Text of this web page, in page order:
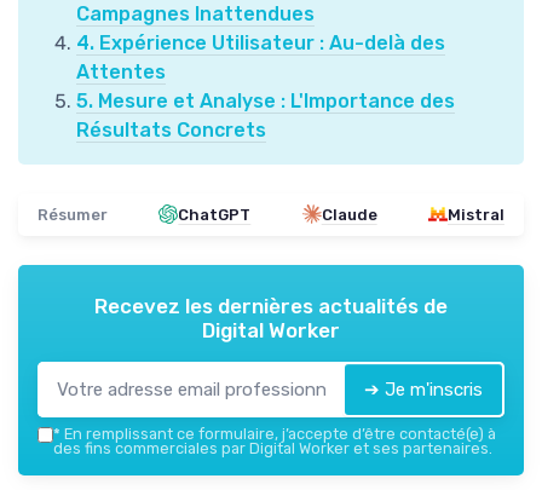
Campagnes Inattendues
4. Expérience Utilisateur : Au-delà des
Attentes
5. Mesure et Analyse : L'Importance des
Résultats Concrets
Résumer ChatGPT Claude Mistral
Recevez les dernières actualités de
Digital Worker
➔ Je m'inscris
* En remplissant ce formulaire, j’accepte d’être contacté(e) à
des fins commerciales par Digital Worker et ses partenaires.